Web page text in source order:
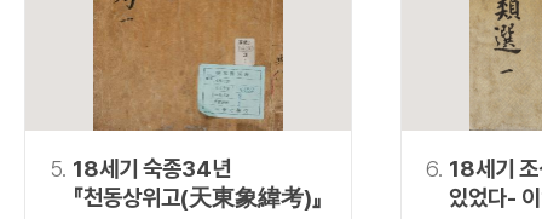
5. 18세기 숙종34년
『천동상위고(天東象緯考)』
6. 18세기
있었다-